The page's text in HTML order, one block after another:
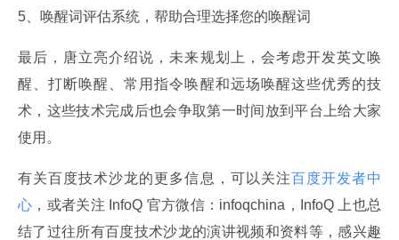
5、唤醒词评估系统，帮助合理选择您的唤醒词
最后，唐立亮介绍说，未来规划上，会考虑开发英文唤
醒、打断唤醒、常用指令唤醒和远场唤醒这些优秀的技
术，这些技术完成后也会争取第一时间放到平台上给大家
使用。
有关百度技术沙龙的更多信息，可以关注百度开发者中
心 ，或者关注 InfoQ 官方微信：infoqchina，InfoQ 上也总
结了过往所有百度技术沙龙的演讲视频和资料等，感兴趣